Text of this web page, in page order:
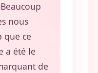
Beaucoup
nous
que ce
a été le
de